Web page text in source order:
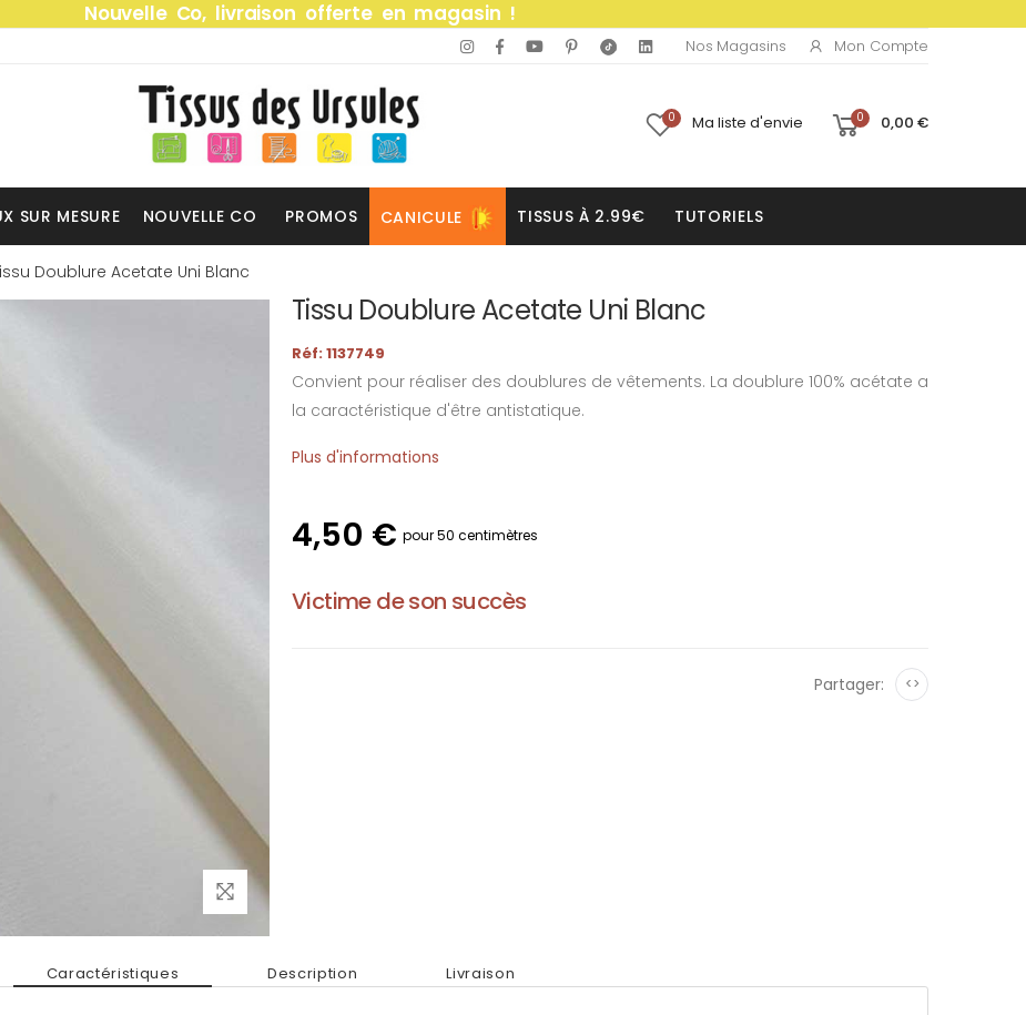
Nouvelle Co, livraison offerte en magasin !
Nos Magasins Mon Compte
0 Ma liste d'envie 0 0,00 €
SUR MESURE NOUVELLE CO PROMOS CANICULE TISSUS À 2.99€ TUTORIELS
Doublure Acetate Uni Blanc
Tissu Doublure Acetate Uni Blanc
Réf: 1137749
Convient pour réaliser des doublures de vêtements. La doublure 100% acétate a
la caractéristique d'être antistatique.
Plus d'informations
4,50 € pour 50 centimètres
Victime de son succès
Partager: <>
Caractéristiques Description Livraison